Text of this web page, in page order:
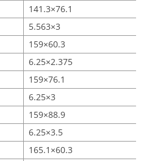
141.3×76.1
5.563×3
159×60.3
6.25×2.375
159×76.1
6.25×3
159×88.9
6.25×3.5
165.1×60.3